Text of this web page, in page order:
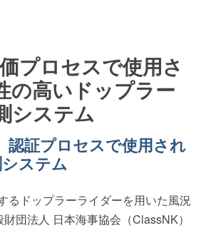
プロセスで使用さ
の高いドップラー
システム
認証プロセスで使用され
ステム
るドップラーライダーを用いた風況
団法人 日本海事協会（ClassNK）